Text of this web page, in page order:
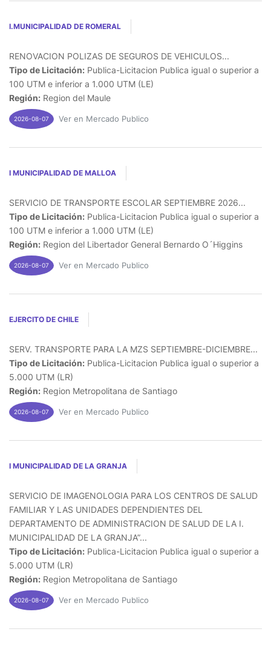
I.MUNICIPALIDAD DE ROMERAL
RENOVACION POLIZAS DE SEGUROS DE VEHICULOS...
Tipo de Licitación: Publica-Licitacion Publica igual o superior a
100 UTM e inferior a 1.000 UTM (LE)
Región: Region del Maule
2026-08-07 Ver en Mercado Publico
I MUNICIPALIDAD DE MALLOA
SERVICIO DE TRANSPORTE ESCOLAR SEPTIEMBRE 2026...
Tipo de Licitación: Publica-Licitacion Publica igual o superior a
100 UTM e inferior a 1.000 UTM (LE)
Región: Region del Libertador General Bernardo O´Higgins
2026-08-07 Ver en Mercado Publico
EJERCITO DE CHILE
SERV. TRANSPORTE PARA LA MZS SEPTIEMBRE-DICIEMBRE...
Tipo de Licitación: Publica-Licitacion Publica igual o superior a
5.000 UTM (LR)
Región: Region Metropolitana de Santiago
2026-08-07 Ver en Mercado Publico
I MUNICIPALIDAD DE LA GRANJA
SERVICIO DE IMAGENOLOGIA PARA LOS CENTROS DE SALUD
FAMILIAR Y LAS UNIDADES DEPENDIENTES DEL
DEPARTAMENTO DE ADMINISTRACION DE SALUD DE LA I.
MUNICIPALIDAD DE LA GRANJA”...
Tipo de Licitación: Publica-Licitacion Publica igual o superior a
5.000 UTM (LR)
Región: Region Metropolitana de Santiago
2026-08-07 Ver en Mercado Publico